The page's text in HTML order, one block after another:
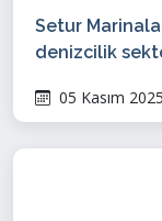
Setur
05 Kasım 2025